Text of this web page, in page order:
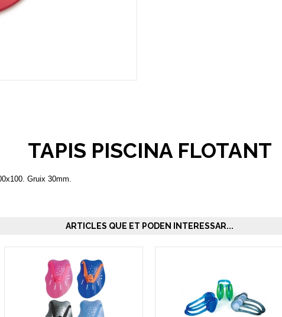
TAPIS PISCINA FLOTANT
Gruix 30mm.
ARTICLES QUE ET PODEN INTERESSAR...